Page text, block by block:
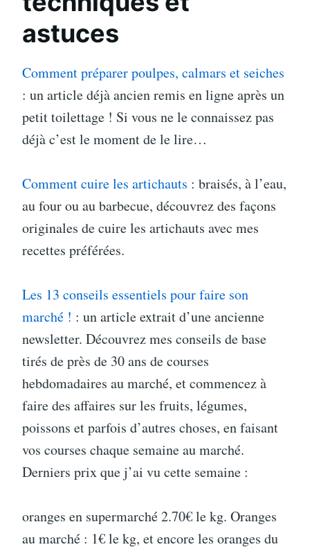
astuces
Comment préparer poulpes, calmars et seiches
: un article déjà ancien remis en ligne après un
petit toilettage ! Si vous ne le connaissez pas
déjà c’est le moment de le lire…
Comment cuire les artichauts : braisés, à l’eau,
au four ou au barbecue, découvrez des façons
originales de cuire les artichauts avec mes
recettes préférées.
Les 13 conseils essentiels pour faire son
marché ! : un article extrait d’une ancienne
newsletter. Découvrez mes conseils de base
tirés de près de 30 ans de courses
hebdomadaires au marché, et commencez à
faire des affaires sur les fruits, légumes,
poissons et parfois d’autres choses, en faisant
vos courses chaque semaine au marché.
Derniers prix que j’ai vu cette semaine :
oranges en supermarché 2.70€ le kg. Oranges
au marché : 1€ le kg, et encore les oranges du